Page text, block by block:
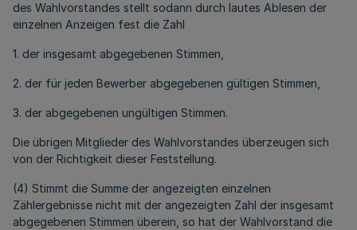
des Wahlvorstandes stellt sodann durch lautes Ablesen der
einzelnen Anzeigen fest die Zahl
1. der insgesamt abgegebenen Stimmen,
2. der für jeden Bewerber abgegebenen gültigen Stimmen,
3. der abgegebenen ungültigen Stimmen.
Die übrigen Mitglieder des Wahlvorstandes überzeugen sich
von der Richtigkeit dieser Feststellung.
(4) Stimmt die Summe der angezeigten einzelnen
Zählergebnisse nicht mit der angezeigten Zahl der insgesamt
abgegebenen Stimmen überein, so hat der Wahlvorstand die